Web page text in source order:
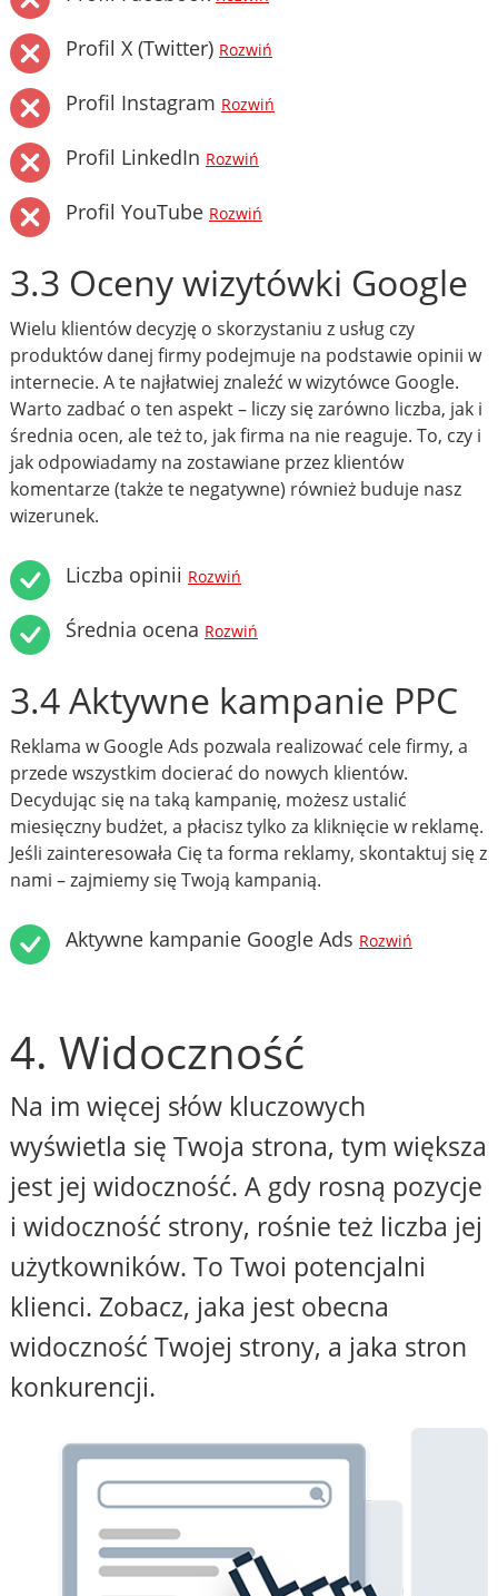
Profil X (Twitter) Rozwiń
Profil Instagram Rozwiń
Profil LinkedIn Rozwiń
Profil YouTube Rozwiń
3.3 Oceny wizytówki Google
Wielu klientów decyzję o skorzystaniu z usług czy
produktów danej firmy podejmuje na podstawie opinii w
internecie. A te najłatwiej znaleźć w wizytówce Google.
Warto zadbać o ten aspekt – liczy się zarówno liczba, jak i
średnia ocen, ale też to, jak firma na nie reaguje. To, czy i
jak odpowiadamy na zostawiane przez klientów
komentarze (także te negatywne) również buduje nasz
wizerunek.
Liczba opinii Rozwiń
Średnia ocena Rozwiń
3.4 Aktywne kampanie PPC
Reklama w Google Ads pozwala realizować cele firmy, a
przede wszystkim docierać do nowych klientów.
Decydując się na taką kampanię, możesz ustalić
miesięczny budżet, a płacisz tylko za kliknięcie w reklamę.
Jeśli zainteresowała Cię ta forma reklamy, skontaktuj się z
nami – zajmiemy się Twoją kampanią.
Aktywne kampanie Google Ads Rozwiń
4. Widoczność
Na im więcej słów kluczowych
wyświetla się Twoja strona, tym większa
jest jej widoczność. A gdy rosną pozycje
i widoczność strony, rośnie też liczba jej
użytkowników. To Twoi potencjalni
klienci. Zobacz, jaka jest obecna
widoczność Twojej strony, a jaka stron
konkurencji.